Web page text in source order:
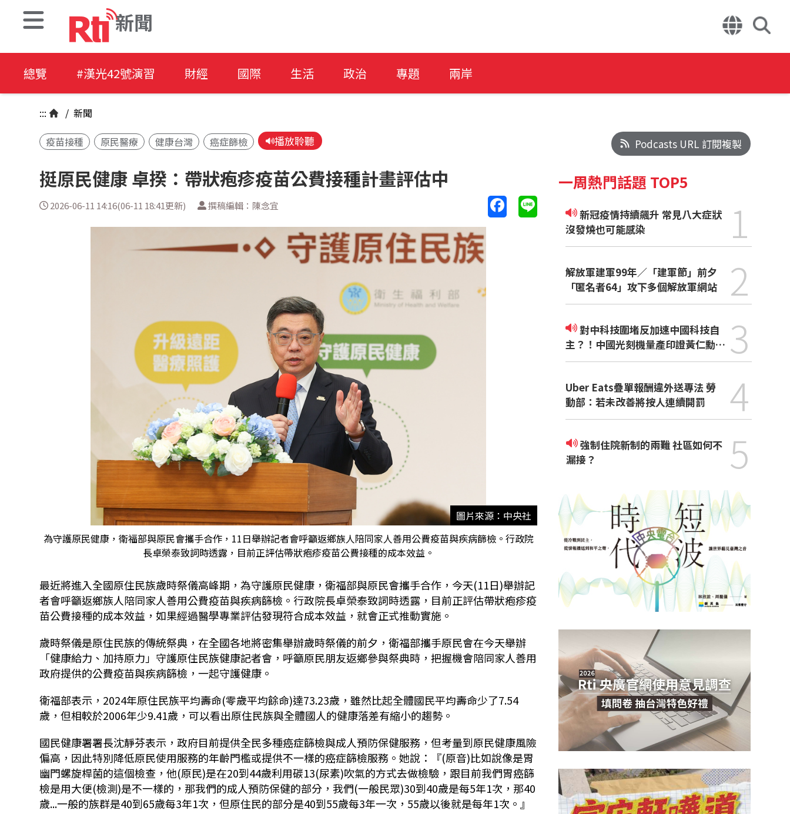
新聞
總覽 #漢光42號演習 財經 國際 生活 政治 專題 兩岸
::: / 新聞
疫苗接種 原民醫療 健康台灣 癌症篩檢 播放聆聽
挺原民健康 卓揆：帶狀疱疹疫苗公費接種計畫評估中
2026-06-11 14:16(06-11 18:41更新) 撰稿編輯：陳念宜
圖片來源：中央社
為守護原民健康，衛福部與原民會攜手合作，11日舉辦記者會呼籲返鄉族人陪同家人善用公費疫苗與疾病篩檢。行政院
長卓榮泰致詞時透露，目前正評估帶狀疱疹疫苗公費接種的成本效益。
最近將進入全國原住民族歲時祭儀高峰期，為守護原民健康，衛福部與原民會攜手合作，今天(11日)舉辦記
者會呼籲返鄉族人陪同家人善用公費疫苗與疾病篩檢。行政院長卓榮泰致詞時透露，目前正評估帶狀疱疹疫
苗公費接種的成本效益，如果經過醫學專業評估發現符合成本效益，就會正式推動實施。
歲時祭儀是原住民族的傳統祭典，在全國各地將密集舉辦歲時祭儀的前夕，衛福部攜手原民會在今天舉辦
「健康給力、加持原力」守護原住民族健康記者會，呼籲原民朋友返鄉參與祭典時，把握機會陪同家人善用
政府提供的公費疫苗與疾病篩檢，一起守護健康。
衛福部表示，2024年原住民族平均壽命(零歲平均餘命)達73.23歲，雖然比起全體國民平均壽命少了7.54
歲，但相較於2006年少9.41歲，可以看出原住民族與全體國人的健康落差有縮小的趨勢。
國民健康署署長沈靜芬表示，政府目前提供全民多種癌症篩檢與成人預防保健服務，但考量到原民健康風險
偏高，因此特別降低原民使用服務的年齡門檻或提供不一樣的癌症篩檢服務。她說：『(原音)比如說像是胃
幽門螺旋桿菌的這個檢查，他(原民)是在20到44歲利用碳13(尿素)吹氣的方式去做檢驗，跟目前我們胃癌篩
檢是用大便(檢測)是不一樣的，那我們的成人預防保健的部分，我們(一般民眾)30到40歲是每5年1次，那40
歲...一般的族群是40到65歲每3年1次，但原住民的部分是40到55歲每3年一次，55歲以後就是每年1次。』
Podcasts URL 訂閱複製
一周熱門話題 TOP5
新冠疫情持續飆升 常見八大症狀
沒發燒也可能感染
1
解放軍建軍99年／「建軍節」前夕
「匿名者64」攻下多個解放軍網站
2
對中科技圍堵反加速中國科技自
主？！中國光刻機量產印證黃仁勳觀
點
3
Uber Eats疊單報酬違外送專法 勞
動部：若未改善將按人連續開罰
4
強制住院新制的兩難 社區如何不
漏接？
5